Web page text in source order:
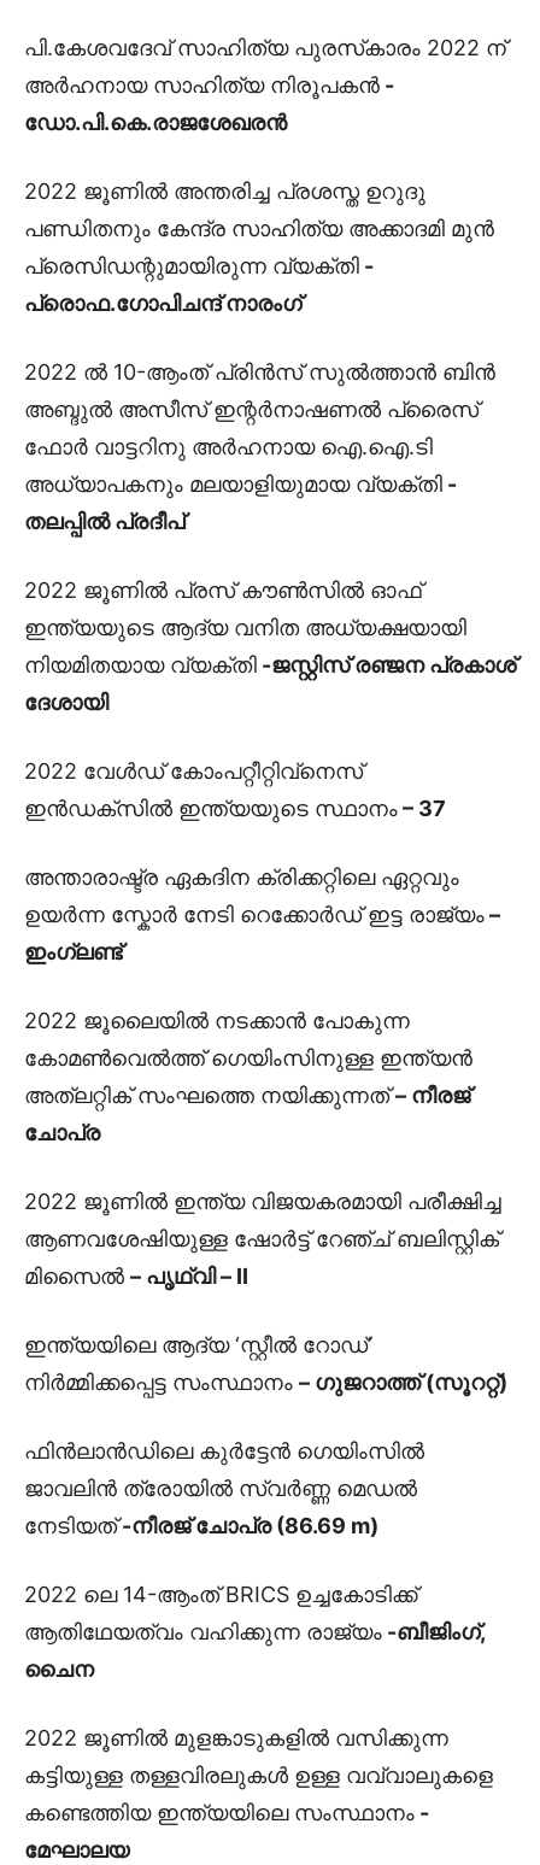
പി.കേശവദേവ് സാഹിത്യ പുരസ്‌കാരം 2022 ന്
അർഹനായ സാഹിത്യ നിരൂപകൻ -
ഡോ.പി.കെ.രാജശേഖരൻ
2022 ജൂണിൽ അന്തരിച്ച പ്രശസ്ത ഉറുദു
പണ്ഡിതനും കേന്ദ്ര സാഹിത്യ അക്കാദമി മുൻ
പ്രെസിഡന്റുമായിരുന്ന വ്യക്തി -
പ്രൊഫ.ഗോപിചന്ദ് നാരംഗ്
2022 ൽ 10-ആംത് പ്രിൻസ് സുൽത്താൻ ബിൻ
അബ്ദുൽ അസീസ് ഇന്റർനാഷണൽ പ്രൈസ്
ഫോർ വാട്ടറിനു അർഹനായ ഐ.ഐ.ടി
അധ്യാപകനും മലയാളിയുമായ വ്യക്തി -
തലപ്പിൽ പ്രദീപ്
2022 ജൂണിൽ പ്രസ് കൗൺസിൽ ഓഫ്
ഇന്ത്യയുടെ ആദ്യ വനിത അധ്യക്ഷയായി
നിയമിതയായ വ്യക്തി -ജസ്റ്റിസ് രഞ്ജന പ്രകാശ്
ദേശായി
2022 വേൾഡ് കോംപറ്റീറ്റിവ്നെസ്
ഇൻഡക്സിൽ ഇന്ത്യയുടെ സ്ഥാനം– 37
അന്താരാഷ്ട്ര ഏകദിന ക്രിക്കറ്റിലെ ഏറ്റവും
ഉയർന്ന സ്കോർ നേടി റെക്കോർഡ് ഇട്ട രാജ്യം–
ഇംഗ്ലണ്ട്
2022 ജൂലൈയിൽ നടക്കാൻ പോകുന്ന
കോമൺവെൽത്ത് ഗെയിംസിനുള്ള ഇന്ത്യൻ
അത്ലറ്റിക് സംഘത്തെ നയിക്കുന്നത്– നീരജ്
ചോപ്ര
2022 ജൂണിൽ ഇന്ത്യ വിജയകരമായി പരീക്ഷിച്ച
ആണവശേഷിയുള്ള ഷോർട്ട് റേഞ്ച് ബലിസ്റ്റിക്
മിസൈൽ – പൃഥ്വി – II
ഇന്ത്യയിലെ ആദ്യ ‘സ്റ്റീൽ റോഡ്’
നിർമ്മിക്കപ്പെട്ട സംസ്ഥാനം – ഗുജറാത്ത് (സൂററ്റ്)
ഫിൻലാൻഡിലെ കുർട്ടേൻ ഗെയിംസിൽ
ജാവലിൻ ത്രോയിൽ സ്വർണ്ണ മെഡൽ
നേടിയത്-നീരജ് ചോപ്ര (86.69 m)
2022 ലെ 14-ആംത് BRICS ഉച്ചകോടിക്ക്
ആതിഥേയത്വം വഹിക്കുന്ന രാജ്യം -ബീജിംഗ്,
ചൈന
2022 ജൂണിൽ മുളങ്കാടുകളിൽ വസിക്കുന്ന
കട്ടിയുള്ള തള്ളവിരലുകൾ ഉള്ള വവ്വാലുകളെ
കണ്ടെത്തിയ ഇന്ത്യയിലെ സംസ്ഥാനം -
മേഘാലയ